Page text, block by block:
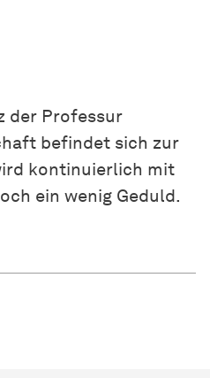
der Professur
befindet sich zur
kontinuierlich mit
ein wenig Geduld.